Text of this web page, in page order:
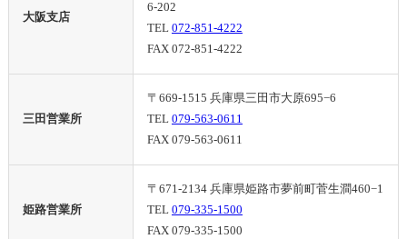
大阪支店
6-202
TEL 072-851-4222
FAX 072-851-4222
三田営業所
〒669-1515 兵庫県三田市大原695−6
TEL 079-563-0611
FAX 079-563-0611
姫路営業所
〒671-2134 兵庫県姫路市夢前町菅生澗460−1
TEL 079-335-1500
FAX 079-335-1500